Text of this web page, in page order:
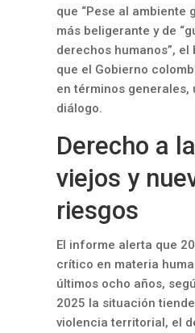
que “Pese al ambiente
más beligerante y de
derechos humanos”, el
que el Gobierno
en términos generales,
diálogo.
Derecho a
viejos y
riesgos
El informe alerta que
crítico en materia
últimos ocho años,
2025 la situación
violencia territorial, el